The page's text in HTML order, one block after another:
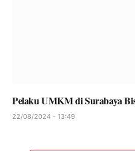
Pelaku UMKM di Surabaya
22/08/2024 - 13:49